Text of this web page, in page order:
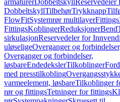
armaturerDobbeltskyllReservedeler
DobbeltskyllTilbehørTrykknapp
FlowFitSystemrør multilayerFittings
FittingsKoblingerReduksjonerBend
sirkulasjonReservedeler for
uløseligeOverganger og
Overganger og forbindelser,
løsbareEndedekslerTilkoblinger
med presstilkobling
varmeelement, løsbareTilkoblinger
rør og fittingsTetninger for fittings